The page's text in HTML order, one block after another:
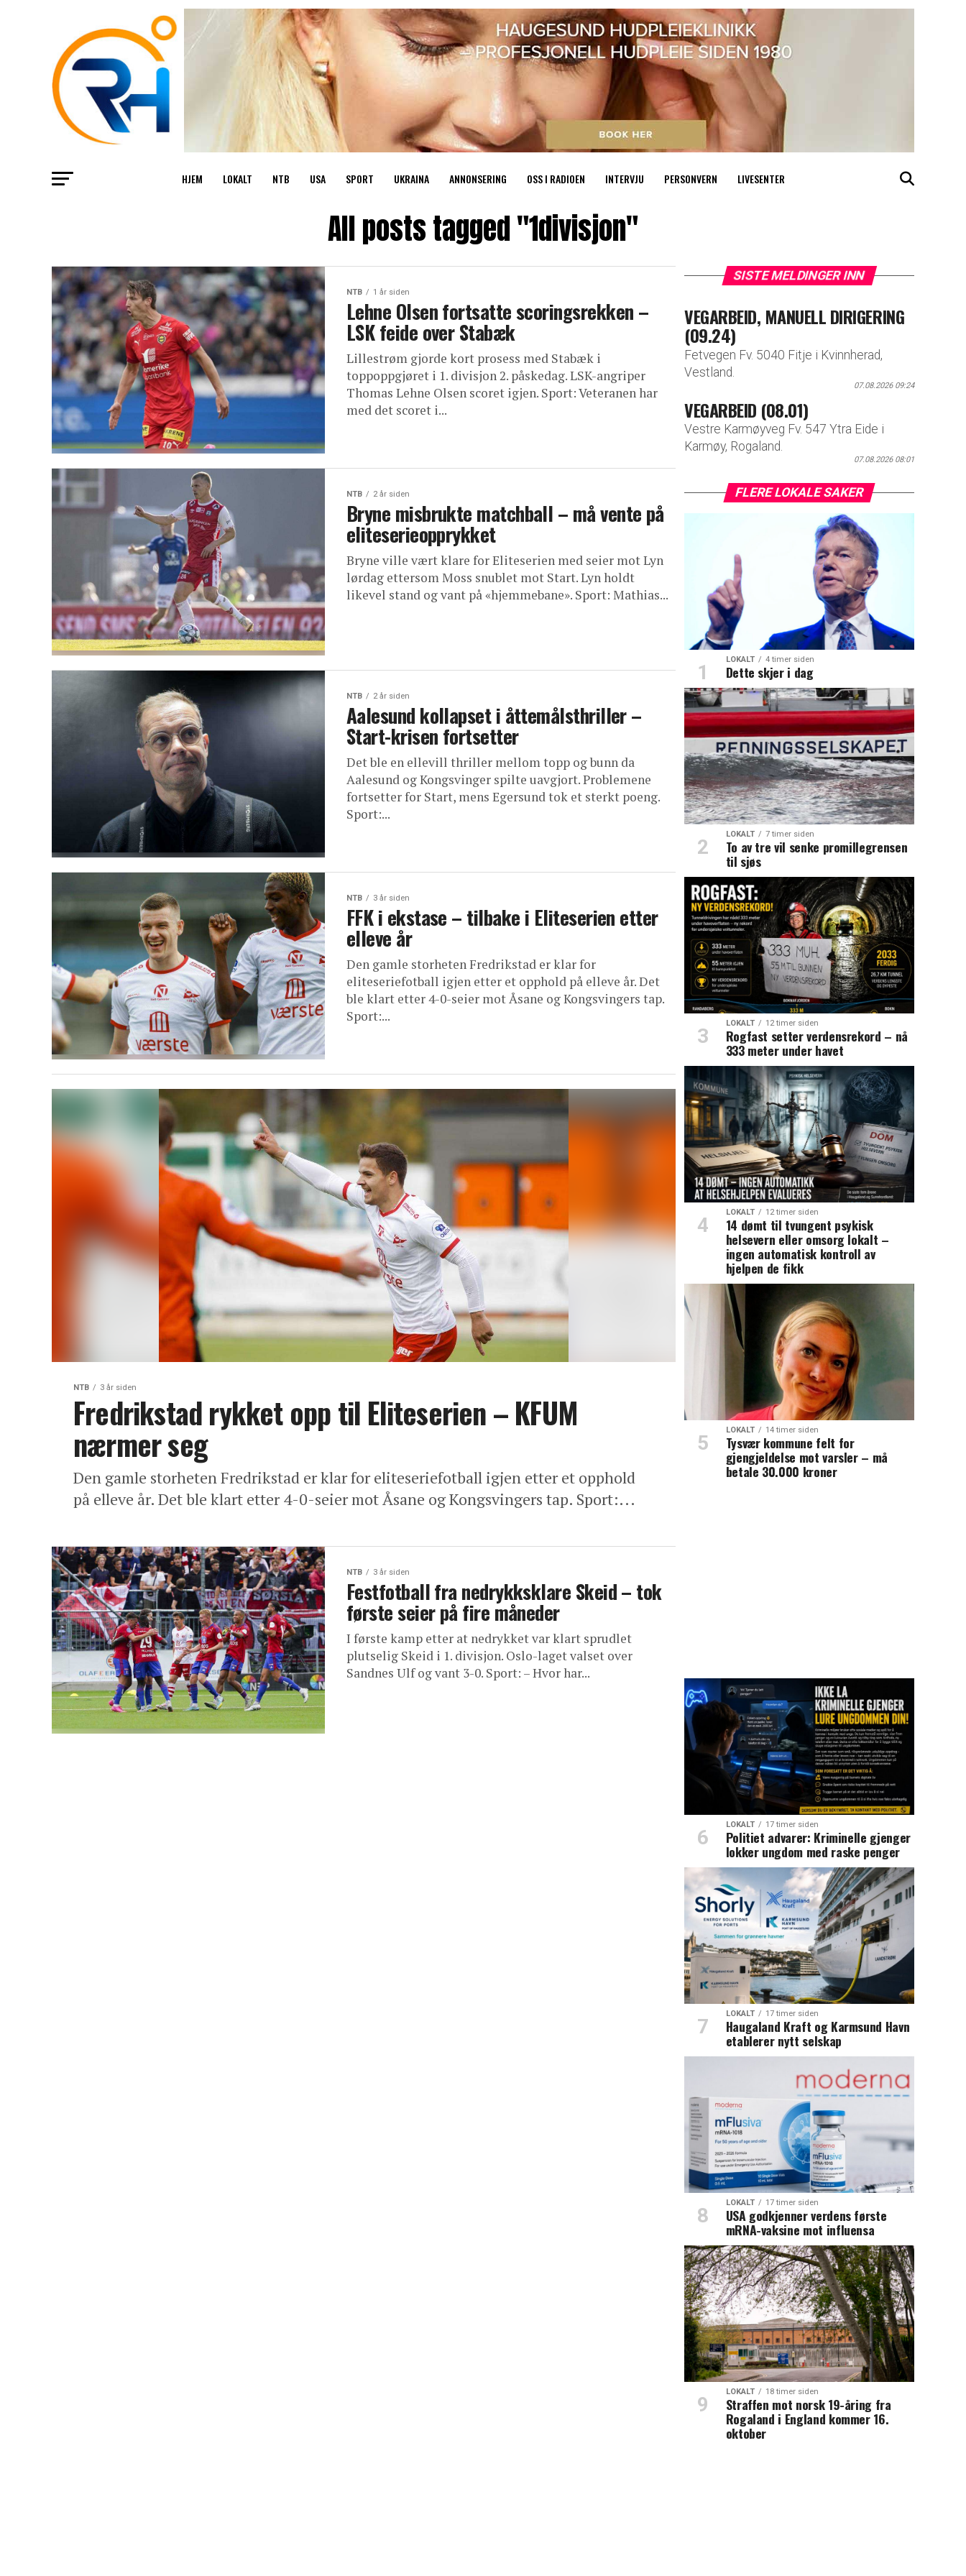
HJEM LOKALT NTB USA SPORT UKRAINA ANNONSERING OSS I RADIOEN INTERVJU PERSONVERN LIVESENTER
All posts tagged "1divisjon"
NTB 1 år siden
Lehne Olsen fortsatte scoringsrekken –
LSK feide over Stabæk
Lillestrøm gjorde kort prosess med Stabæk i
toppoppgjøret i 1. divisjon 2. påskedag. LSK-angriper
Thomas Lehne Olsen scoret igjen. Sport: Veteranen har
med det scoret i...
NTB 2 år siden
Bryne misbrukte matchball – må vente på
eliteserieopprykket
Bryne ville vært klare for Eliteserien med seier mot Lyn
lørdag ettersom Moss snublet mot Start. Lyn holdt
likevel stand og vant på «hjemmebane». Sport: Mathias...
NTB 2 år siden
Aalesund kollapset i åttemålsthriller –
Start-krisen fortsetter
Det ble en ellevill thriller mellom topp og bunn da
Aalesund og Kongsvinger spilte uavgjort. Problemene
fortsetter for Start, mens Egersund tok et sterkt poeng.
Sport:...
NTB 3 år siden
FFK i ekstase – tilbake i Eliteserien etter
elleve år
Den gamle storheten Fredrikstad er klar for
eliteseriefotball igjen etter et opphold på elleve år. Det
ble klart etter 4-0-seier mot Åsane og Kongsvingers tap.
Sport:...
NTB 3 år siden
Fredrikstad rykket opp til Eliteserien – KFUM
nærmer seg
Den gamle storheten Fredrikstad er klar for eliteseriefotball igjen etter et opphold
på elleve år. Det ble klart etter 4-0-seier mot Åsane og Kongsvingers tap. Sport:...
NTB 3 år siden
Festfotball fra nedrykksklare Skeid – tok
første seier på fire måneder
I første kamp etter at nedrykket var klart sprudlet
plutselig Skeid i 1. divisjon. Oslo-laget valset over
Sandnes Ulf og vant 3-0. Sport: – Hvor har...
SISTE MELDINGER INN
VEGARBEID, MANUELL DIRIGERING
(09.24)
Fetvegen Fv. 5040 Fitje i Kvinnherad,
Vestland.
07.08.2026 09:24
VEGARBEID (08.01)
Vestre Karmøyveg Fv. 547 Ytra Eide i
Karmøy, Rogaland.
07.08.2026 08:01
FLERE LOKALE SAKER
LOKALT 4 timer siden
Dette skjer i dag
LOKALT 7 timer siden
To av tre vil senke promillegrensen
til sjøs
LOKALT 12 timer siden
Rogfast setter verdensrekord – nå
333 meter under havet
LOKALT 12 timer siden
14 dømt til tvungent psykisk
helsevern eller omsorg lokalt –
ingen automatisk kontroll av
hjelpen de fikk
LOKALT 14 timer siden
Tysvær kommune felt for
gjengjeldelse mot varsler – må
betale 30.000 kroner
LOKALT 17 timer siden
Politiet advarer: Kriminelle gjenger
lokker ungdom med raske penger
LOKALT 17 timer siden
Haugaland Kraft og Karmsund Havn
etablerer nytt selskap
LOKALT 17 timer siden
USA godkjenner verdens første
mRNA-vaksine mot influensa
LOKALT 18 timer siden
Straffen mot norsk 19-åring fra
Rogaland i England kommer 16.
oktober